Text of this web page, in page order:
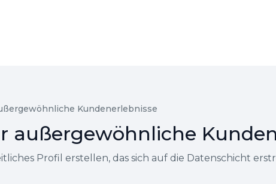
Kundenerlebnisse
außergewöhnliche
Profil erstellen, das sich auf die Datenschicht